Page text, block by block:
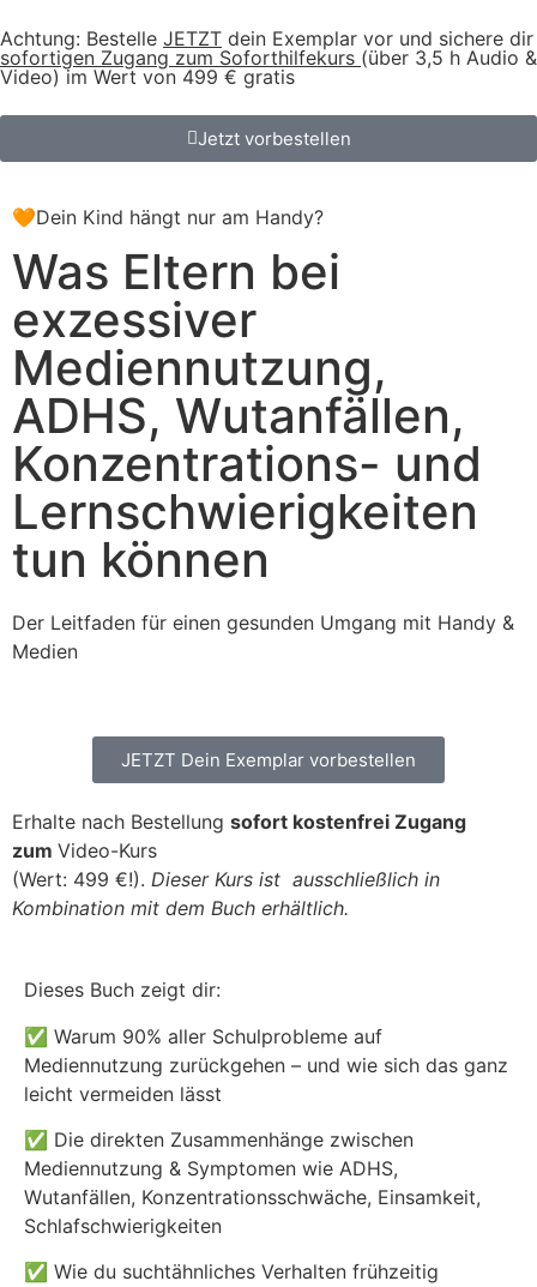
Achtung: Bestelle JETZT dein Exemplar vor und sichere dir
sofortigen Zugang zum Soforthilfekurs (über 3,5 h Audio &
Video) im Wert von 499 € gratis
Jetzt vorbestellen
🧡Dein Kind hängt nur am Handy?
Was Eltern bei
exzessiver
Mediennutzung,
ADHS, Wutanfällen,
Konzentrations- und
Lernschwierigkeiten
tun können
Der Leitfaden für einen gesunden Umgang mit Handy &
Medien
JETZT Dein Exemplar vorbestellen
Erhalte nach Bestellung sofort kostenfrei Zugang
zum Video-Kurs
(Wert: 499 €!). Dieser Kurs ist ausschließlich in
Kombination mit dem Buch erhältlich.
Dieses Buch zeigt dir:
✅ Warum 90% aller Schulprobleme auf
Mediennutzung zurückgehen – und wie sich das ganz
leicht vermeiden lässt
✅ Die direkten Zusammenhänge zwischen
Mediennutzung & Symptomen wie ADHS,
Wutanfällen, Konzentrationsschwäche, Einsamkeit,
Schlafschwierigkeiten
✅ Wie du suchtähnliches Verhalten frühzeitig